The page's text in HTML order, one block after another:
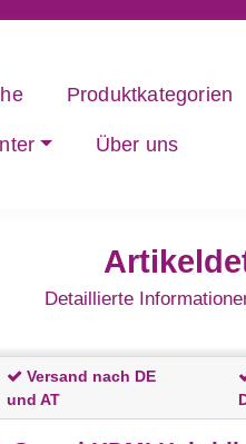
Produktkategorien
Über uns
Detaillierte
Versand nach DE
und AT